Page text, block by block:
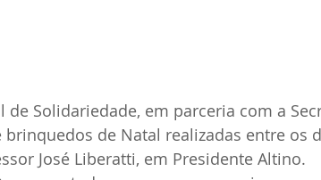
de Solidariedade, em parceria com a
brinquedos de Natal realizadas entre os
José Liberatti, em Presidente Altino.